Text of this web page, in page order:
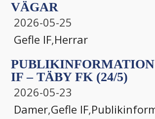
VÄGAR
2026-05-25
Gefle IF,Herrar
IF – TÄBY FK (24/5)
2026-05-23
Damer,Gefle IF,